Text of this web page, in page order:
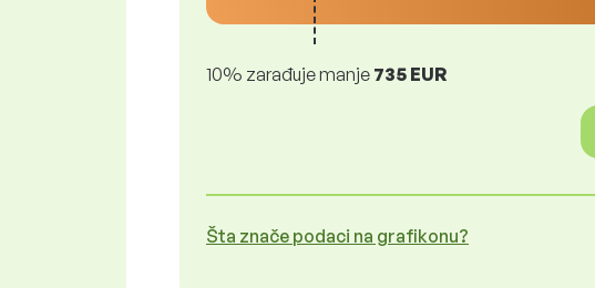
10% zarađuje manje 735 EUR
Šta znače podaci na grafikonu?